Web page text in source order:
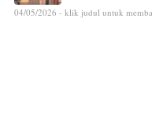
04/05/2026 - klik judul untuk